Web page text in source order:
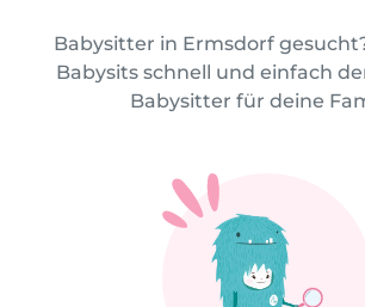
Babysitter in Ermsdorf
Babysits schnell und einfach
Babysitter für deine